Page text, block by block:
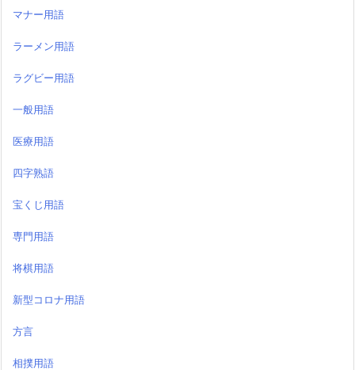
マナー用語
ラーメン用語
ラグビー用語
一般用語
医療用語
四字熟語
宝くじ用語
専門用語
将棋用語
新型コロナ用語
方言
相撲用語